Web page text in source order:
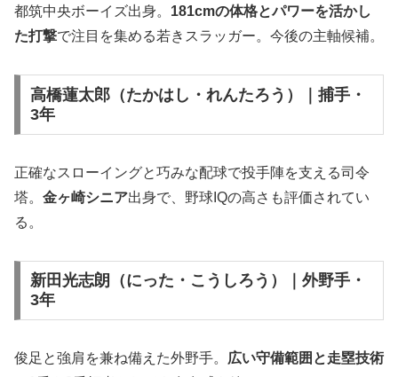
都筑中央ボーイズ出身。 181cmの体格とパワーを活かし
た打撃で注目を集める若きスラッガー。今後の主軸候補。
高橋蓮太郎（たかはし・れんたろう）｜捕手・
3年
正確なスローイングと巧みな配球で投手陣を支える司令
塔。 金ヶ崎シニア出身で、野球IQの高さも評価されてい
る。
新田光志朗（にった・こうしろう）｜外野手・
3年
俊足と強肩を兼ね備えた外野手。 広い守備範囲と走塁技術